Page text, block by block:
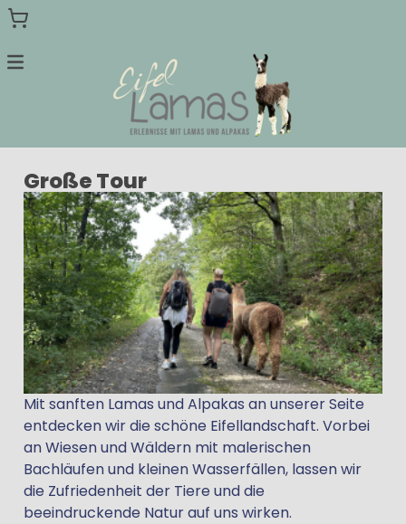
Menu
Wanderungen
Terminkalender
Gutscheine
Zur Hauptseite
Große Tour
Mit sanften Lamas und Alpakas an unserer Seite
entdecken wir die schöne Eifellandschaft. Vorbei
an Wiesen und Wäldern mit malerischen
Bachläufen und kleinen Wasserfällen, lassen wir
die Zufriedenheit der Tiere und die
beeindruckende Natur auf uns wirken.